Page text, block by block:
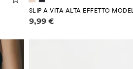
SLIP A VITA ALTA EFFETTO
Informazioni sui prezzi
9,99 €